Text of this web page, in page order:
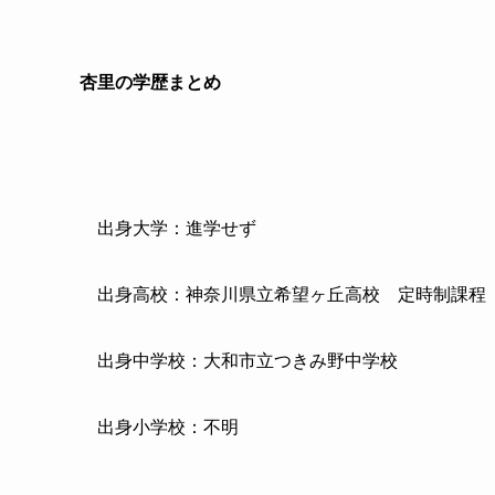
杏里の学歴まとめ
出身大学：進学せず
出身高校：神奈川県立希望ヶ丘高校 定時制課程
出身中学校：大和市立つきみ野中学校
出身小学校：不明